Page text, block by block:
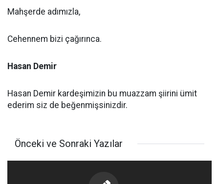
Mahşerde adımızla,
Cehennem bizi çağırınca.
Hasan Demir
Hasan Demir kardeşimizin bu muazzam şiirini ümit
ederim siz de beğenmişsinizdir.
Önceki ve Sonraki Yazılar